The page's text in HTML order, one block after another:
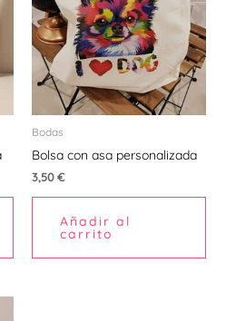
Bodas
Bolsa con asa personalizada
3,50€
Añadir al
carrito